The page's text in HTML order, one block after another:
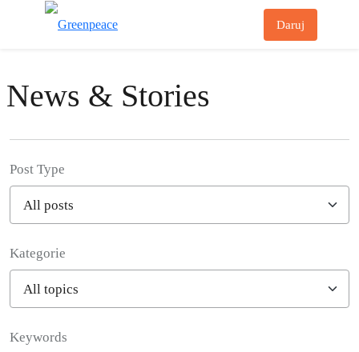
Daruj
News & Stories
Post Type
Kategorie
Keywords